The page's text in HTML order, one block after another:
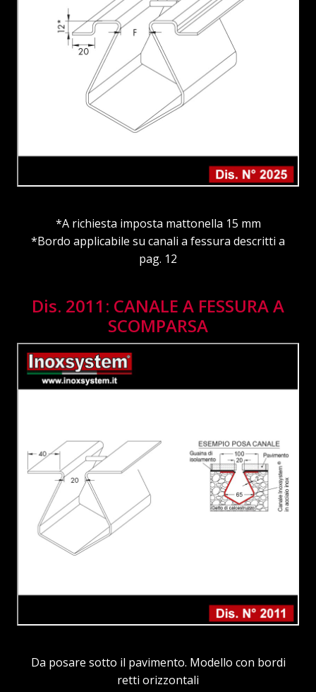
*A richiesta imposta mattonella 15 mm
*Bordo applicabile su canali a fessura descritti a
pag. 12
Dis. 2011: CANALE A FESSURA A
SCOMPARSA
Da posare sotto il pavimento. Modello con bordi
retti orizzontali